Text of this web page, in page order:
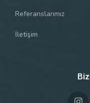
Referanslarımız
İletişim